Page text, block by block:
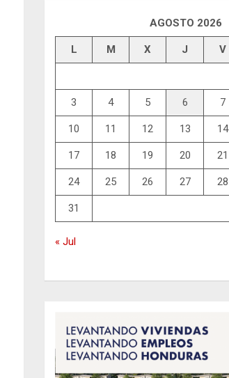
AGOSTO 2026
L M X J V
3 4 5 6 7
10 11 12 13 14
17 18 19 20 21
24 25 26 27 28
31
« Jul